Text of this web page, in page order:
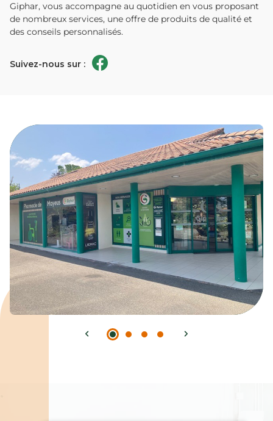
Giphar, vous accompagne au quotidien en vous proposant
de nombreux services, une offre de produits de qualité et
des conseils personnalisés.
Suivez-nous sur :